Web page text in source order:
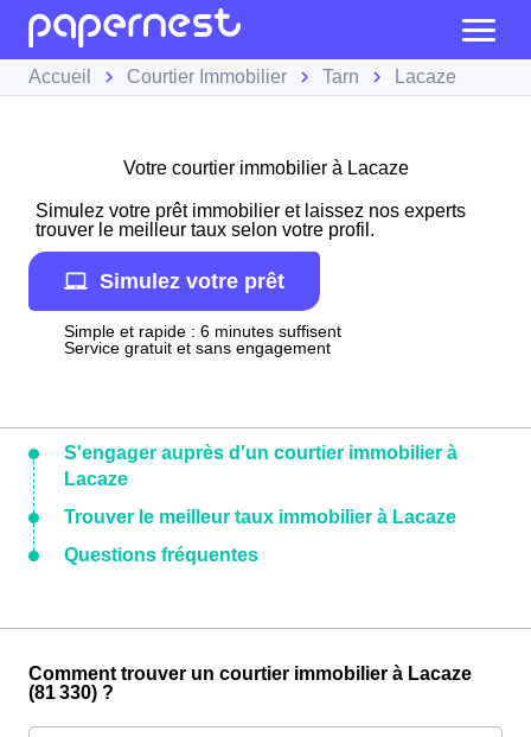
Accueil Courtier Immobilier Tarn Lacaze
Votre courtier immobilier à Lacaze
Simulez votre prêt immobilier et laissez nos experts
trouver le meilleur taux selon votre profil.
Simulez votre prêt
Simple et rapide : 6 minutes suffisent
Service gratuit et sans engagement
S'engager auprès d'un courtier immobilier à
Lacaze
Trouver le meilleur taux immobilier à Lacaze
Questions fréquentes
Comment trouver un courtier immobilier à Lacaze
(81 330) ?